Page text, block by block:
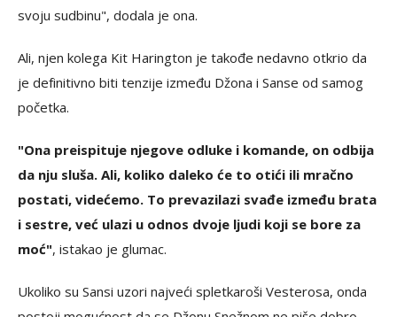
svoju sudbinu", dodala je ona.
Ali, njen kolega Kit Harington je takođe nedavno otkrio da
je definitivno biti tenzije između Džona i Sanse od samog
početka.
"Ona preispituje njegove odluke i komande, on odbija
da nju sluša. Ali, koliko daleko će to otići ili mračno
postati, videćemo. To prevazilazi svađe između brata
i sestre, već ulazi u odnos dvoje ljudi koji se bore za
moć", istakao je glumac.
Ukoliko su Sansi uzori najveći spletkaroši Vesterosa, onda